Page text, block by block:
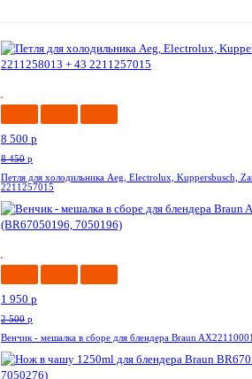
8 500 p
8 450 p
Петля для холодильника Aeg, Electrolux, Kuppersbusch,
2211257015
1 950 p
2 500 p
Венчик - мешалка в сборе для блендера Braun